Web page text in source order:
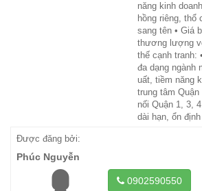
năng kinh
hồng riêng, thổ
sang tên • Giá
thương lượng
thế cạnh tranh:
đa dạng ngành
uất, tiềm năng
trung tâm
nối Quận 1, 3,
dài hạn, ổn định
Được đăng bởi:
Phúc Nguyễn
0902590550